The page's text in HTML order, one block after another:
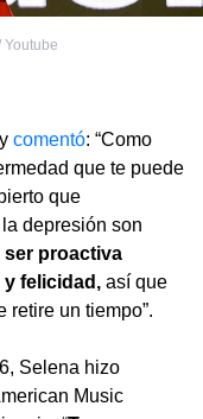
Youtube
comentó: “Como
que te puede
que
depresión son
ser proactiva
y felicidad, así que
retire un tiempo”.
Selena hizo
Music